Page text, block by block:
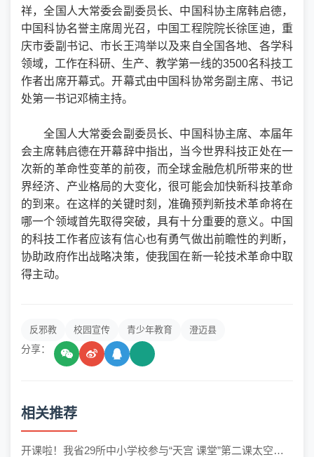
祥，全国人大常委会副委员长、中国科协主席韩启德，
中国科协名誉主席周光召，中国工程院院长徐匡迪，重
庆市委副书记、市长王鸿举以及来自全国各地、各学科
领域，工作在科研、生产、教学第一线的3500名科技工
作者出席开幕式。开幕式由中国科协常务副主席、书记
处第一书记邓楠主持。
全国人大常委会副委员长、中国科协主席、本届年
会主席韩启德在开幕辞中指出，当今世界科技正处在一
次新的革命性变革的前夜，而全球金融危机所带来的世
界经济、产业格局的大变化，很可能会加快新科技革命
的到来。在这样的关键时刻，准确预判新技术革命将在
哪一个领域首先取得突破，具有十分重要的意义。中国
的科技工作者应该有信心也有勇气做出前瞻性的判断，
协助政府作出战略决策，使我国在新一轮技术革命中取
得主动。
反邪教 校园宣传 青少年教育 澄迈县
分享：
相关推荐
开课啦！我省29所中小学校参与“天宫 课堂”第二课太空连